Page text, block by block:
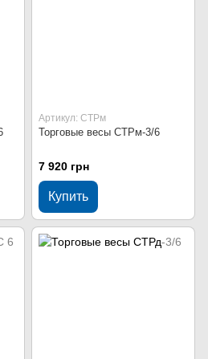
Артикул: СТРм
Торговые весы СТРм-3/6
7 920 грн
Купить